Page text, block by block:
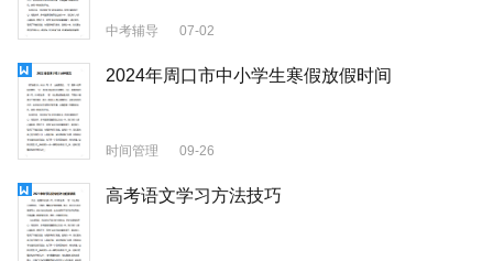
中考辅导 07-02
2024年周口市中小学生寒假放假时间
时间管理 09-26
高考语文学习方法技巧